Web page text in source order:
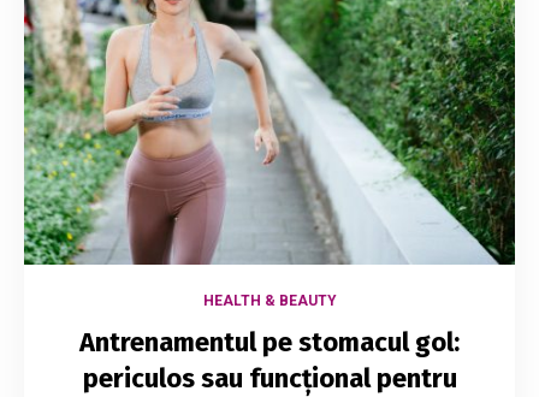
HEALTH & BEAUTY
Antrenamentul pe stomacul gol:
periculos sau funcțional pentru